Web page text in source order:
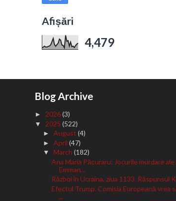
Afișări
4,479
Blog Archive
►2026(3)
▼ 2025(522)
►August(4)
►April(47)
▼March(182)
Ana Maria Păcuraru: Jocurile murdare ale
Emman...
Război în Ucraina, ziua 1133. Răspunsul
Efectul Trump. Comisia Europeană vrea
...